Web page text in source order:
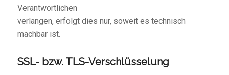
Verantwortlichen
verlangen, erfolgt dies nur, soweit es technisch
machbar ist.
SSL- bzw. TLS-Verschlüsselung